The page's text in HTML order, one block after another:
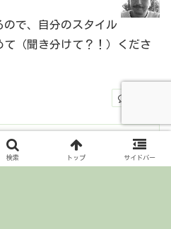
で、自分のスタイル
て（聞き分けて？！）くださ
を書き込む
検索 トップ サイドバー